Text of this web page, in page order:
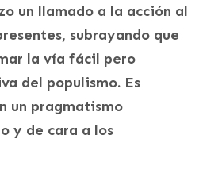
un llamado a la acción al
subrayando que
la vía fácil pero
del populismo. Es
un pragmatismo
y de cara a los